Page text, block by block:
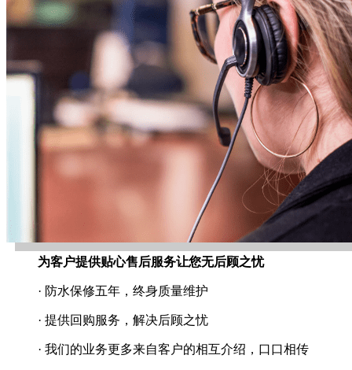
为客户提供贴心售后服务让您无后顾之忧
· 防水保修五年，终身质量维护
· 提供回购服务，解决后顾之忧
· 我们的业务更多来自客户的相互介绍，口口相传